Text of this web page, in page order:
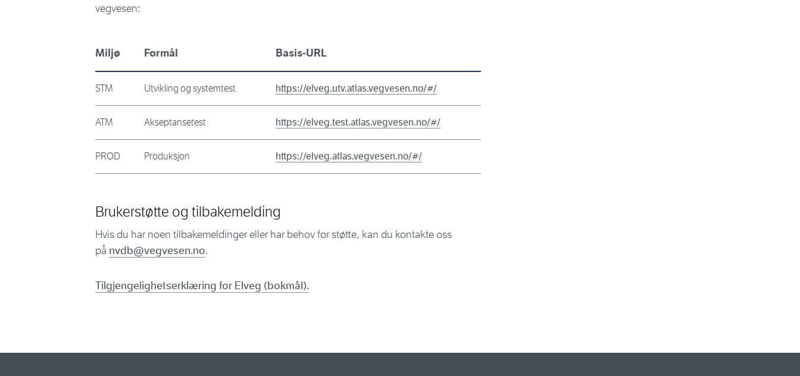
vegvesen:
Miljø Formål Basis-URL
STM Utvikling og systemtest https://elveg.utv.atlas.vegvesen.no/#/
ATM Akseptansetest https://elveg.test.atlas.vegvesen.no/#/
PROD Produksjon https://elveg.atlas.vegvesen.no/#/
Brukerstøtte og tilbakemelding
Hvis du har noen tilbakemeldinger eller har behov for støtte, kan du kontakte oss
på nvdb@vegvesen.no.
Tilgjengelighetserklæring for Elveg (bokmål).